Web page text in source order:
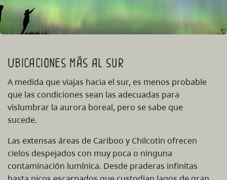
Ubicaciones más al sur
A medida que viajas hacia el sur, es menos probable
que las condiciones sean las adecuadas para
vislumbrar la aurora boreal, pero se sabe que
sucede.
Las extensas áreas de Cariboo y Chilcotin ofrecen
cielos despejados con muy poca o ninguna
contaminación lumínica. Desde praderas infinitas